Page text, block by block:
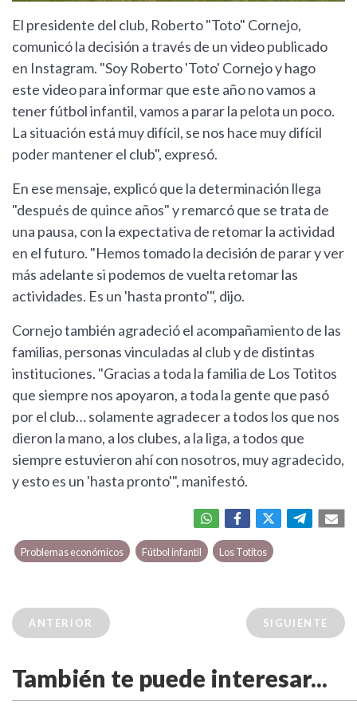
El presidente del club, Roberto "Toto" Cornejo,
comunicó la decisión a través de un video publicado
en Instagram. "Soy Roberto 'Toto' Cornejo y hago
este video para informar que este año no vamos a
tener fútbol infantil, vamos a parar la pelota un poco.
La situación está muy difícil, se nos hace muy difícil
poder mantener el club", expresó.
En ese mensaje, explicó que la determinación llega
"después de quince años" y remarcó que se trata de
una pausa, con la expectativa de retomar la actividad
en el futuro. "Hemos tomado la decisión de parar y ver
más adelante si podemos de vuelta retomar las
actividades. Es un 'hasta pronto'", dijo.
Cornejo también agradeció el acompañamiento de las
familias, personas vinculadas al club y de distintas
instituciones. "Gracias a toda la familia de Los Totitos
que siempre nos apoyaron, a toda la gente que pasó
por el club… solamente agradecer a todos los que nos
dieron la mano, a los clubes, a la liga, a todos que
siempre estuvieron ahí con nosotros, muy agradecido,
y esto es un 'hasta pronto'", manifestó.
Problemas económicos Fútbol infantil Los Totitos
ANTERIOR SIGUIENTE
También te puede interesar...